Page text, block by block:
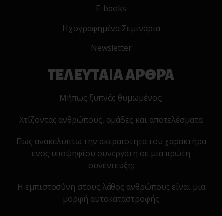
E-books
Ηχογραφημένα Σεμινάρια
Newsletter
ΤΕΛΕΥΤΑΙΑ ΑΡΘΡΑ
Μήπως ξυπνάς θυμωμένος;
Χτίζοντας ανθρώπους, ομάδες και αποτελέσματα
Πως ανακαλύπτω την ακεραιότητα του χαρακτήρα
ενός υποψηφίου συνεργάτη σε μια πρώτη
συνέντευξη;
Η εμπιστοσύνη στους λάθος ανθρώπους είναι μια
μορφή αυτοκαταστροφής